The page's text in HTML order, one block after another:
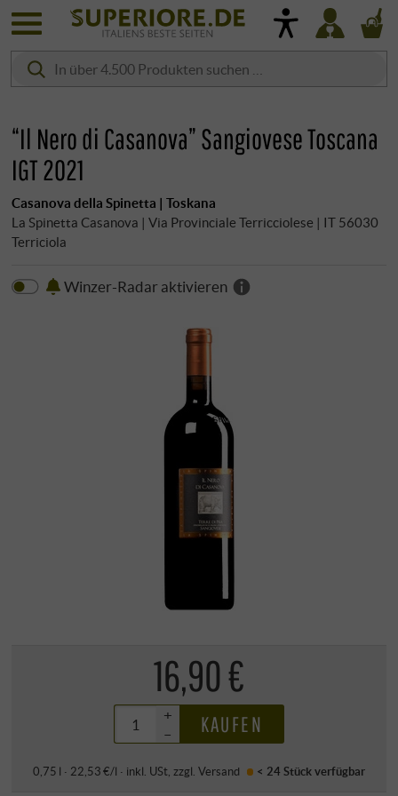
“Il Nero di Casanova” Sangiovese Toscana
IGT 2021
Casanova della Spinetta | Toskana
La Spinetta Casanova | Via Provinciale Terricciolese | IT 56030
Terriciola
Winzer-Radar aktivieren
16,90 €
+
–
KAUFEN
0,75 l · 22,53 €/l · inkl. USt, zzgl. Versand < 24 Stückverfügbar